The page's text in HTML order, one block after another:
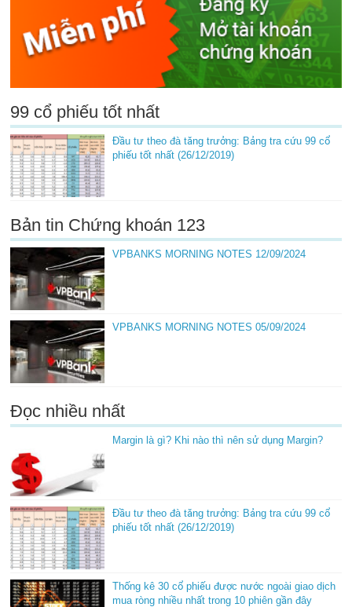
99 cổ phiếu tốt nhất
Đầu tư theo đà tăng trưởng: Bảng tra cứu 99 cổ
phiếu tốt nhất (26/12/2019)
Bản tin Chứng khoán 123
VPBANKS MORNING NOTES 12/09/2024
VPBANKS MORNING NOTES 05/09/2024
Đọc nhiều nhất
Margin là gì? Khi nào thì nên sử dụng Margin?
Đầu tư theo đà tăng trưởng: Bảng tra cứu 99 cổ
phiếu tốt nhất (26/12/2019)
Thống kê 30 cổ phiếu được nước ngoài giao dịch
mua ròng nhiều nhất trong 10 phiên gần đây